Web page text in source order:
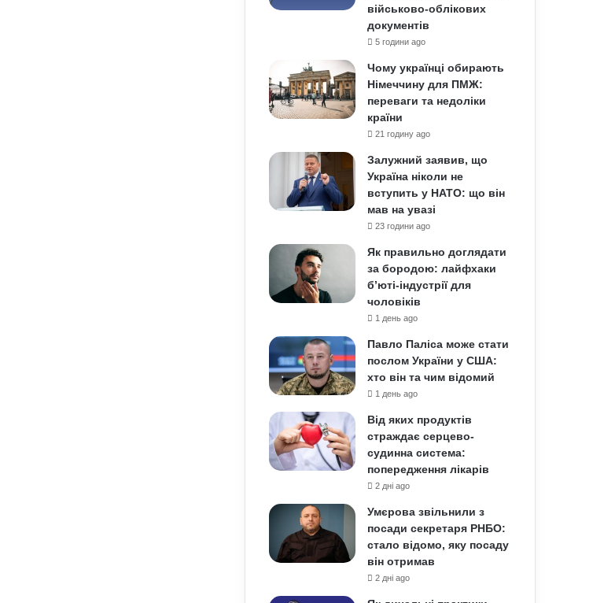
військово-облікових
документів
5 години ago
Чому українці обирають
Німеччину для ПМЖ:
переваги та недоліки
країни
21 годину ago
Залужний заявив, що
Україна ніколи не
вступить у НАТО: що він
мав на увазі
23 години ago
Як правильно доглядати
за бородою: лайфхаки
б’юті-індустрії для
чоловіків
1 день ago
Павло Паліса може стати
послом України у США:
хто він та чим відомий
1 день ago
Від яких продуктів
страждає серцево-
судинна система:
попередження лікарів
2 дні ago
Умєрова звільнили з
посади секретаря РНБО:
стало відомо, яку посаду
він отримав
2 дні ago